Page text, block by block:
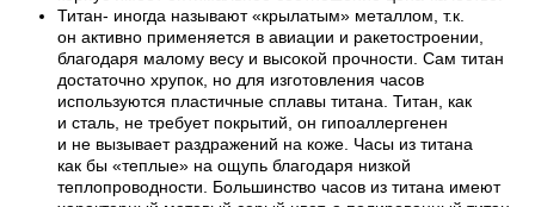
Титан- иногда называют «крылатым» металлом, т.к.
он активно применяется в авиации и ракетостроении,
благодаря малому весу и высокой прочности. Сам титан
достаточно хрупок, но для изготовления часов
используются пластичные сплавы титана. Титан, как
и сталь, не требует покрытий, он гипоаллергенен
и не вызывает раздражений на коже. Часы из титана
как бы «теплые» на ощупь благодаря низкой
теплопроводности. Большинство часов из титана имеют